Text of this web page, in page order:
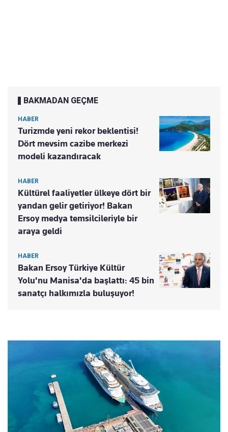
BAKMADAN GEÇME
HABER
Turizmde yeni rekor beklentisi!
Dört mevsim cazibe merkezi
modeli kazandıracak
HABER
Kültürel faaliyetler ülkeye dört bir
yandan gelir getiriyor! Bakan
Ersoy medya temsilcileriyle bir
araya geldi
HABER
Bakan Ersoy Türkiye Kültür
Yolu'nu Manisa'da başlattı: 45 bin
sanatçı halkımızla buluşuyor!